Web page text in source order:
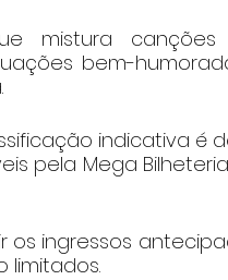
mistura
bem-
indicativa é
pela Mega
ingressos
limitados.